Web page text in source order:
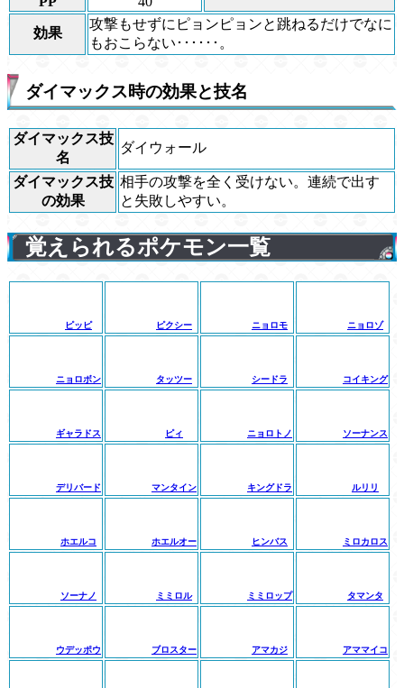
効果
攻撃もせずにピョンピョンと跳ねるだけでなに
もおこらない･･････。
ダイマックス時の効果と技名
ダイマックス技
名
ダイウォール
ダイマックス技
の効果
相手の攻撃を全く受けない。連続で出す
と失敗しやすい。
覚えられるポケモン一覧
ピッピ ピクシー ニョロモ ニョロゾ
ニョロボン タッツー シードラ コイキング
ギャラドス ピィ ニョロトノ ソーナンス
デリバード マンタイン キングドラ ルリリ
ホエルコ ホエルオー ヒンバス ミロカロス
ソーナノ ミミロル ミミロップ タマンタ
ウデッポウ ブロスター アマカジ アママイコ